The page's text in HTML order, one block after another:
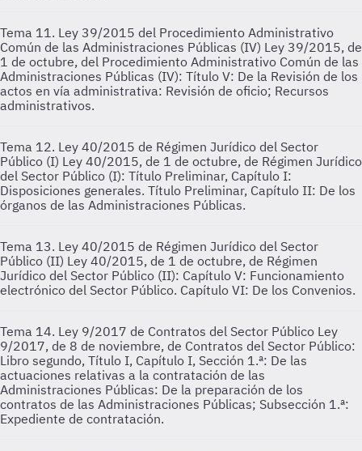
Tema 11. Ley 39/2015 del Procedimiento Administrativo
Común de las Administraciones Públicas (IV) Ley 39/2015, de
1 de octubre, del Procedimiento Administrativo Común de las
Administraciones Públicas (IV): Título V: De la Revisión de los
actos en vía administrativa: Revisión de oficio; Recursos
administrativos.
Tema 12. Ley 40/2015 de Régimen Jurídico del Sector
Público (I) Ley 40/2015, de 1 de octubre, de Régimen Jurídico
del Sector Público (I): Título Preliminar, Capítulo I:
Disposiciones generales. Título Preliminar, Capítulo II: De los
órganos de las Administraciones Públicas.
Tema 13. Ley 40/2015 de Régimen Jurídico del Sector
Público (II) Ley 40/2015, de 1 de octubre, de Régimen
Jurídico del Sector Público (II): Capítulo V: Funcionamiento
electrónico del Sector Público. Capítulo VI: De los Convenios.
Tema 14. Ley 9/2017 de Contratos del Sector Público Ley
9/2017, de 8 de noviembre, de Contratos del Sector Público:
Libro segundo, Título I, Capítulo I, Sección 1.ª: De las
actuaciones relativas a la contratación de las
Administraciones Públicas: De la preparación de los
contratos de las Administraciones Públicas; Subsección 1.ª:
Expediente de contratación.